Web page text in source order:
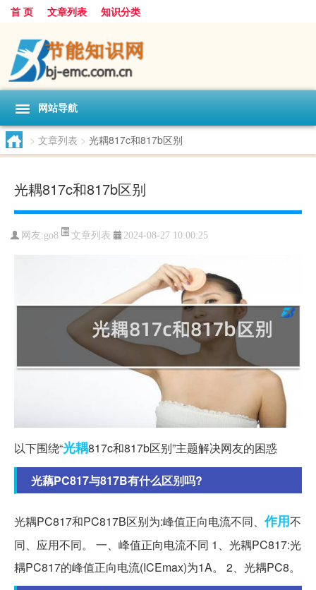
首 页 文章列表 知识分类
网站导航
> 文章列表 > 光耦817c和817b区别
光耦817c和817b区别
网友:go8 文章列表 2024-08-27 10:00:25
以下围绕“光耦817c和817b区别”主题解决网友的困惑
光藕PC817与817B有什么区别吗?
光耦PC817和PC817B区别为:峰值正向电流不同、作用不
同、应用不同。 一、峰值正向电流不同 1、光耦PC817:光
耦PC817的峰值正向电流(ICEmax)为1A。 2、光耦PC8。